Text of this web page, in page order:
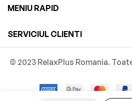
MENIU RAPID
SERVICIUL CLIENTI
© 2023 RelaxPlus Romania.